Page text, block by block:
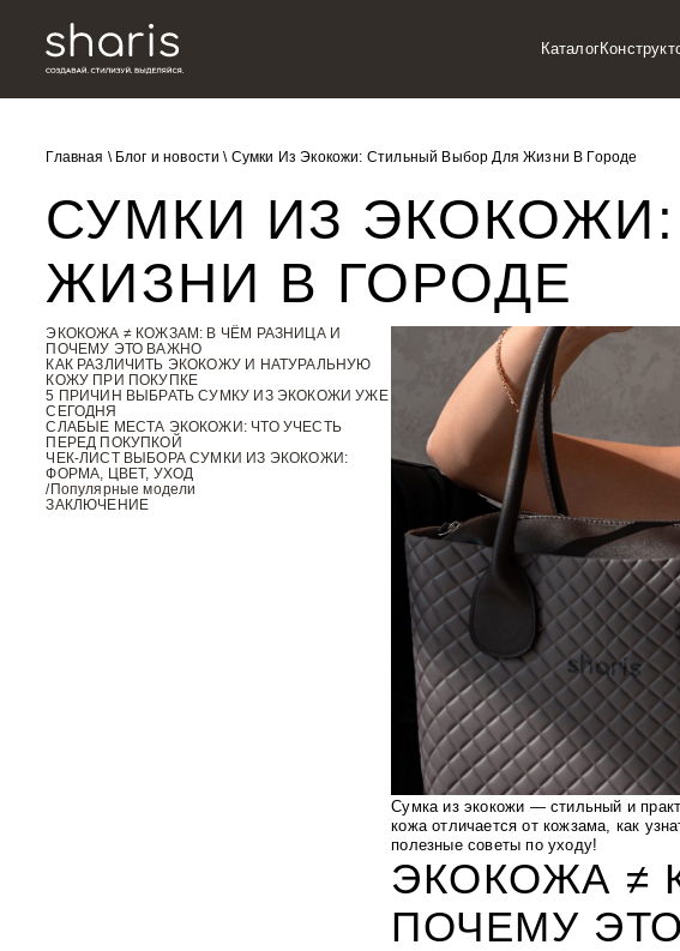
Каталог
Главная \ Блог и новости \ Сумки Из Экокожи: Стильный Выбор Для Жизни В Городе
СУМКИ ИЗ
ЖИЗНИ В ГОРОДЕ
ЭКОКОЖА ≠ КОЖЗАМ: В ЧЁМ РАЗНИЦА И
ПОЧЕМУ ЭТО ВАЖНО
КАК РАЗЛИЧИТЬ ЭКОКОЖУ И НАТУРАЛЬНУЮ
КОЖУ ПРИ ПОКУПКЕ
5 ПРИЧИН ВЫБРАТЬ СУМКУ ИЗ ЭКОКОЖИ УЖЕ
СЕГОДНЯ
СЛАБЫЕ МЕСТА ЭКОКОЖИ: ЧТО УЧЕСТЬ
ПЕРЕД ПОКУПКОЙ
ЧЕК-ЛИСТ ВЫБОРА СУМКИ ИЗ ЭКОКОЖИ:
ФОРМА, ЦВЕТ, УХОД
/Популярные модели
ЗАКЛЮЧЕНИЕ
Сумка из экокожи — стильный и
кожа отличается от кожзама, как
полезные советы по уходу!
ЭКОКОЖА ≠
ПОЧЕМУ